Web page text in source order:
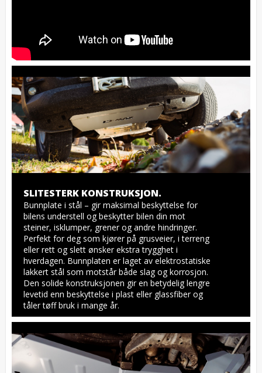
SLITESTERK KONSTRUKSJON.
Bunnplate i stål – gir maksimal beskyttelse for
bilens understell og beskytter bilen din mot
steiner, isklumper, grener og andre hindringer.
Perfekt for deg som kjører på grusveier, i terreng
eller rett og slett ønsker ekstra trygghet i
hverdagen. Bunnplaten er laget av elektrostatiske
lakkert stål som motstår både slag og korrosjon.
Den solide konstruksjonen gir en betydelig lengre
levetid enn beskyttelse i plast eller glassfiber og
tåler tøff bruk i mange år.